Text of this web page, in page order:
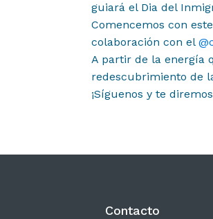
guiará el Dia del
Comencemos con
colaboración con el
A partir de la energía
redescubrimiento de
¡Síguenos y te
Contacto
Contacto